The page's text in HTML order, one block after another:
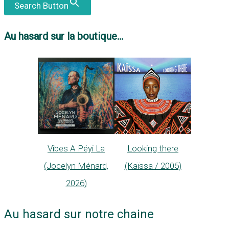
Search Button
Au hasard sur la boutique...
Vibes A Péyi La
(Jocelyn Ménard,
2026)
Looking there
(Kaïssa / 2005)
Au hasard sur notre chaine